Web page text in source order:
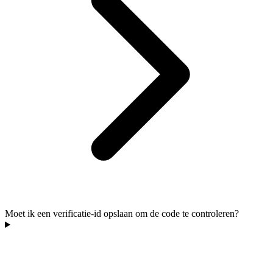
Moet ik een verificatie-id opslaan om de code te controleren?